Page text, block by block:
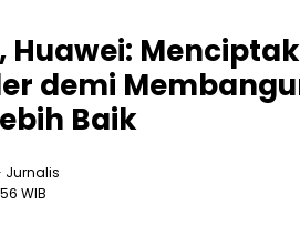
Huawei:
demi
Baik
Jurnalis
WIB